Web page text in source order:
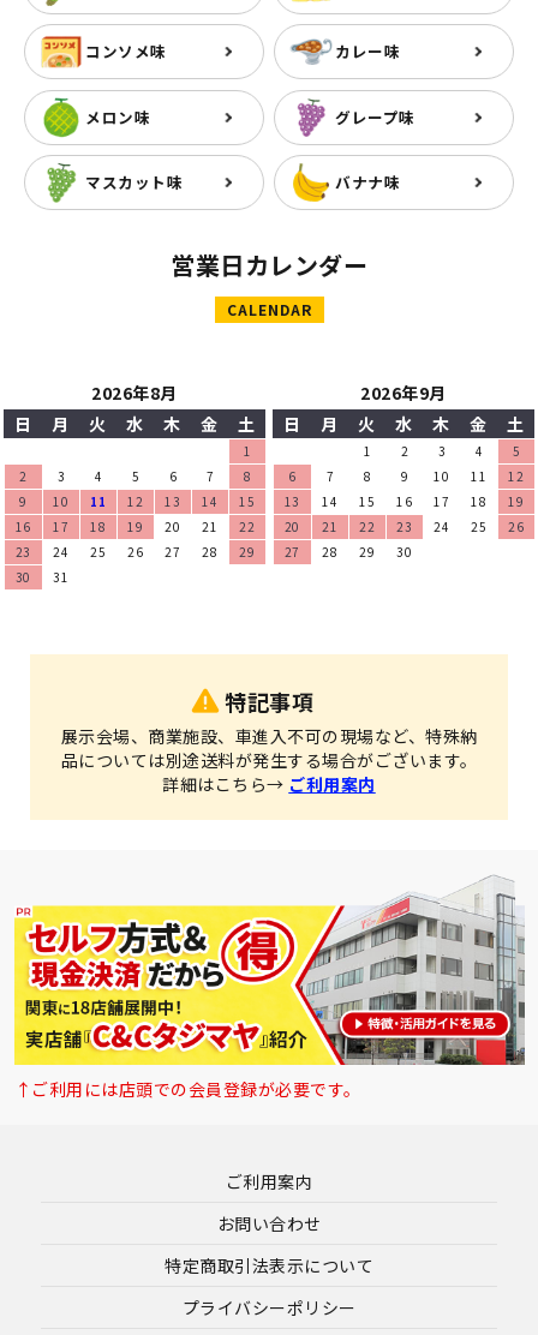
コンソメ味 カレー味
メロン味 グレープ味
マスカット味 バナナ味
営業日カレンダー
CALENDAR
2026年8月
日
月 火 水 木 金 土
1
2
3 4 5 6 7
8
9
10 11 12 13 14
15
16
17 18 19 20 21
22
23
24 25 26 27 28
29
30
31
2026年9月
日
月 火 水 木 金 土
1 2 3 4
5
6
7 8 9 10 11
12
13
14 15 16 17 18
19
20
21 22 23 24 25
26
27
28 29 30
特記事項
展示会場、商業施設、車進入不可の現場など、特殊納
品については別途送料が発生する場合がございます。
詳細はこちら→ ご利用案内
↑ご利用には店頭での会員登録が必要です。
ご利用案内
お問い合わせ
特定商取引法表示について
プライバシーポリシー